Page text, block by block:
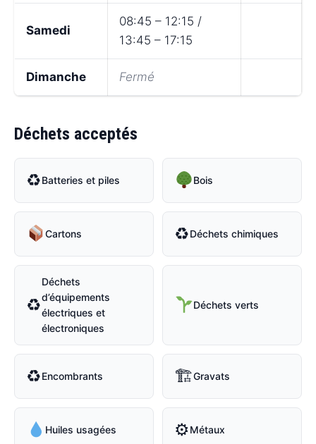
Samedi
08:45 – 12:15 /
13:45 – 17:15
Dimanche Fermé
Déchets acceptés
♻Batteries et piles Bois
Cartons ♻Déchets chimiques
♻
Déchets
d’équipements
électriques et
électroniques
Déchets verts
♻Encombrants 🏗Gravats
Huiles usagées ⚙Métaux